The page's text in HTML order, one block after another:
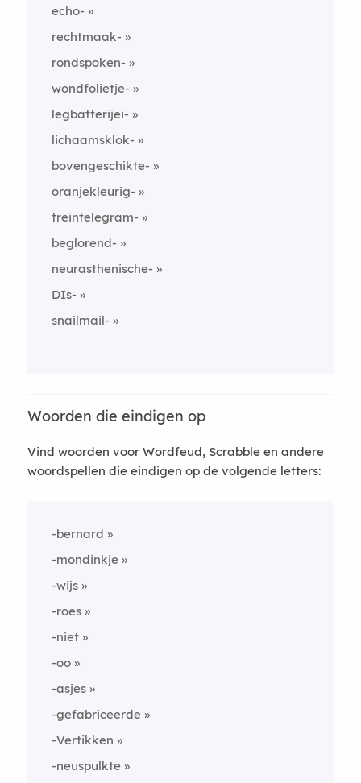
echo-
rechtmaak-
rondspoken-
wondfolietje-
legbatterijei-
lichaamsklok-
bovengeschikte-
oranjekleurig-
treintelegram-
beglorend-
neurasthenische-
DIs-
snailmail-
Woorden die eindigen op
Vind woorden voor Wordfeud, Scrabble en andere
woordspellen die eindigen op de volgende letters:
-bernard
-mondinkje
-wijs
-roes
-niet
-oo
-asjes
-gefabriceerde
-Vertikken
-neuspulkte